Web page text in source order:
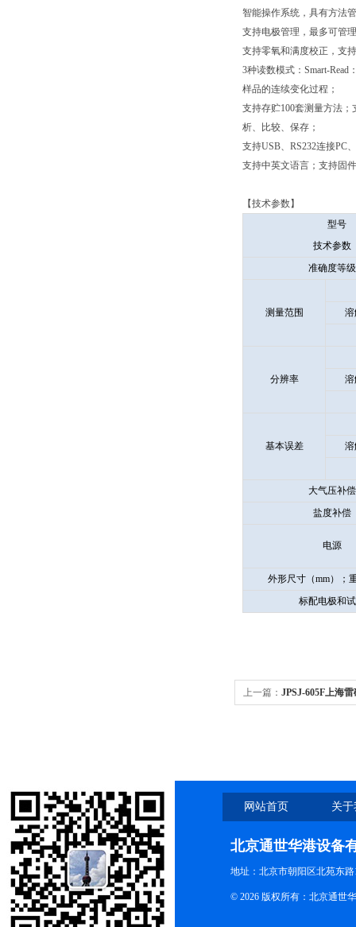
智能操作系统，具有方法
支持电极管理，最多可管
支持零氧和满度校正，支
3种读数模式：Smart-
样品的连续变化过程；
支持存贮100套测量方法
析、比较、保存；
支持USB、RS232连接PC
支持中英文语言；支持固
【技术参数】
型号
技术参数
准确度等级
测量范围
分辨率
基本误差
大气压补偿
盐度补偿
电源
外形尺寸（mm）；
标配电极和
上一篇： JPSJ-605F上海
网站首页 关
北京通世华港设备
地址：北京市朝阳区北苑东路
© 2026 版权所有：北京通世